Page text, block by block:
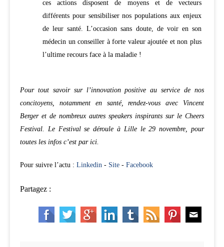
ces actions disposent de moyens et de vecteurs
différents pour sensibiliser nos populations aux enjeux
de leur santé. L’occasion sans doute, de voir en son
médecin un conseiller à forte valeur ajoutée et non plus
l’ultime recours face à la maladie !
Pour tout savoir sur l’innovation positive au service de nos
concitoyens, notamment en santé, rendez-vous avec Vincent
Berger et de nombreux autres speakers inspirants sur le Cheers
Festival. Le Festival se déroule à Lille le 29 novembre, pour
toutes les infos c’est par ici.
Pour suivre l’actu : Linkedin - Site - Facebook
Partagez :